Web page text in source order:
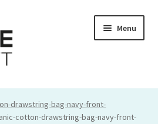
Menu
drawstring-bag-navy-front-
cotton-drawstring-bag-navy-front-